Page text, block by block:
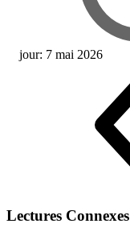
jour: 7 mai 2026
Lectures Connexes